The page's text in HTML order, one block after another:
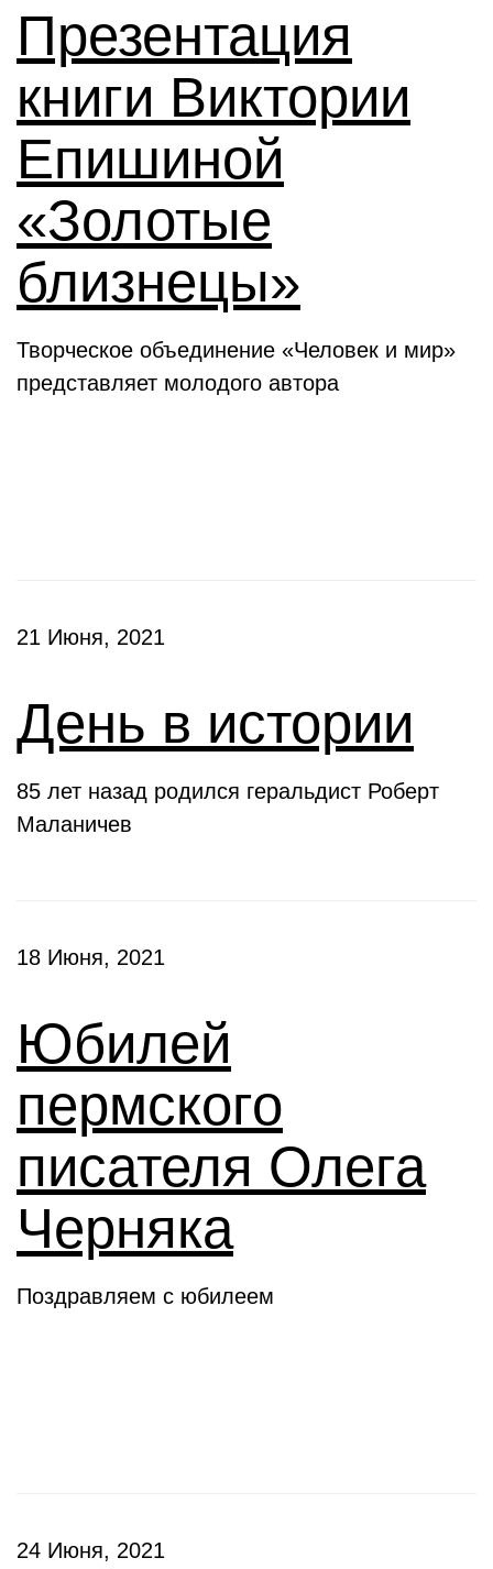
Презентация
книги Виктории
Епишиной
«Золотые
близнецы»
Творческое объединение «Человек и мир»
представляет молодого автора
21 Июня, 2021
День в истории
85 лет назад родился геральдист Роберт
Маланичев
18 Июня, 2021
Юбилей
пермского
писателя Олега
Черняка
Поздравляем с юбилеем
24 Июня, 2021